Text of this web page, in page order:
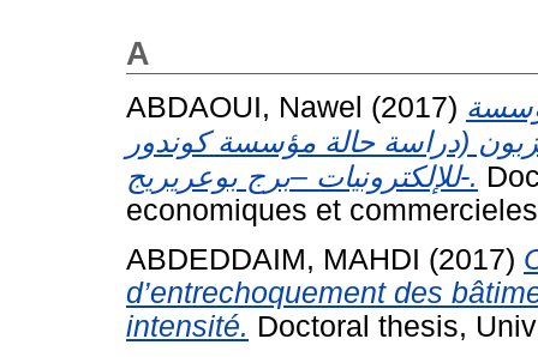
A
ABDAOUI, Nawel (2017)
(دراسة حالة مؤسسة كوندور
للإلكترونيات –برج بوعريريج-.
economiques et
ABDEDDAIM, MAHDI (2017)
d’entrechoquement des
intensité. Doctoral thesis,